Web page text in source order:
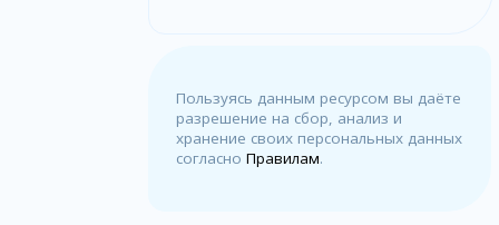
Пользуясь данным ресурсом вы даёте
разрешение на сбор, анализ и
хранение своих персональных данных
согласноПравилам.